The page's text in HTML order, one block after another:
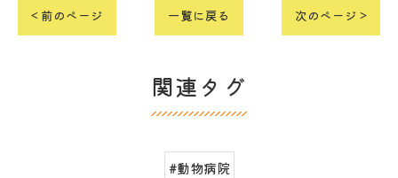
< 前のページ 一覧に戻る 次のページ >
関連タグ
#動物病院